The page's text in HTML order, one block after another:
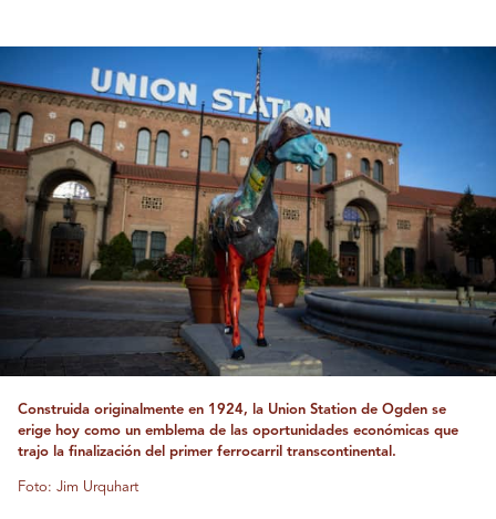
Construida originalmente en 1924, la Union Station de Ogden se
erige hoy como un emblema de las oportunidades económicas que
trajo la finalización del primer ferrocarril transcontinental.
Foto: Jim Urquhart